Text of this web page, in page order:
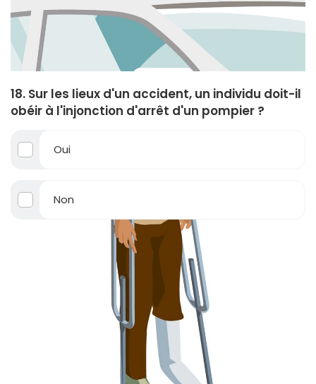
18. Sur les lieux d'un accident, un individu doit-il
obéir à l'injonction d'arrêt d'un pompier ?
Oui
Non